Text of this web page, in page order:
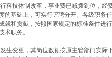
科技体制改革，事业费已减拨到位，经
的基础上，可实行评聘分开。各级职务
就和贡献，按照国家规定的标准条件进
术职务。
生变更，其岗位数额按原主管部门实际